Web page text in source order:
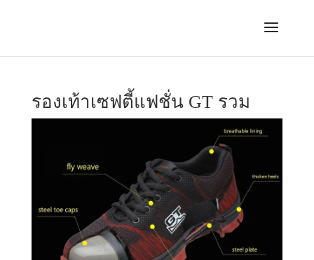
รองเท้าเซฟตี้แฟชั่น GT รวม